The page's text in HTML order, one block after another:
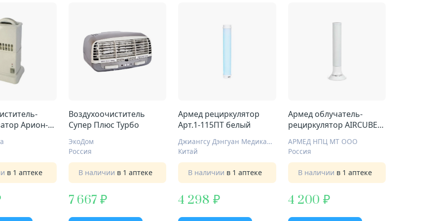
Арион-
в 1 аптеке
Воздухоочиститель
Супер Плюс Турбо
ЭкоДом
Россия
В наличии в 1 аптеке
7 667
Армед рециркулятор
Арт.1-115ПТ белый
Джиангсу Дэнгуан Медикал Тритмент Инструме Ко Лтд
Китай
В наличии в 1 аптеке
4 298
Армед облучатель-
рециркулятор AIRCUBE
АРМЕД НПЦ МТ ООО
Россия
В наличии в 1 аптеке
4 200